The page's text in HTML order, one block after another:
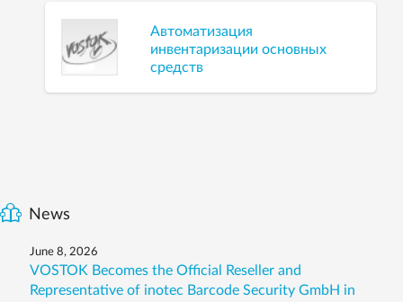
Автоматизация
инвентаризации основных
средств
News
June 8, 2026
VOSTOK Becomes the Official Reseller and
Representative of inotec Barcode Security GmbH in